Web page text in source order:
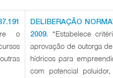
o
DELIBERAÇÃO
2009. “Estabelece
aprovação de outorga
hídricos para
com potencial